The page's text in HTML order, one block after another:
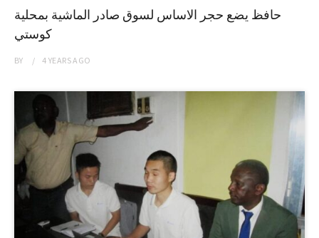
حافظ يضع حجر الاساس لسوق صادر الماشية بمحلية
كوستي
BY 4 YEARSAGO